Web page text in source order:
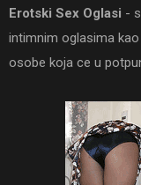
Erotski Sex Oglasi -
intimnim oglasima
osobe koja ce u